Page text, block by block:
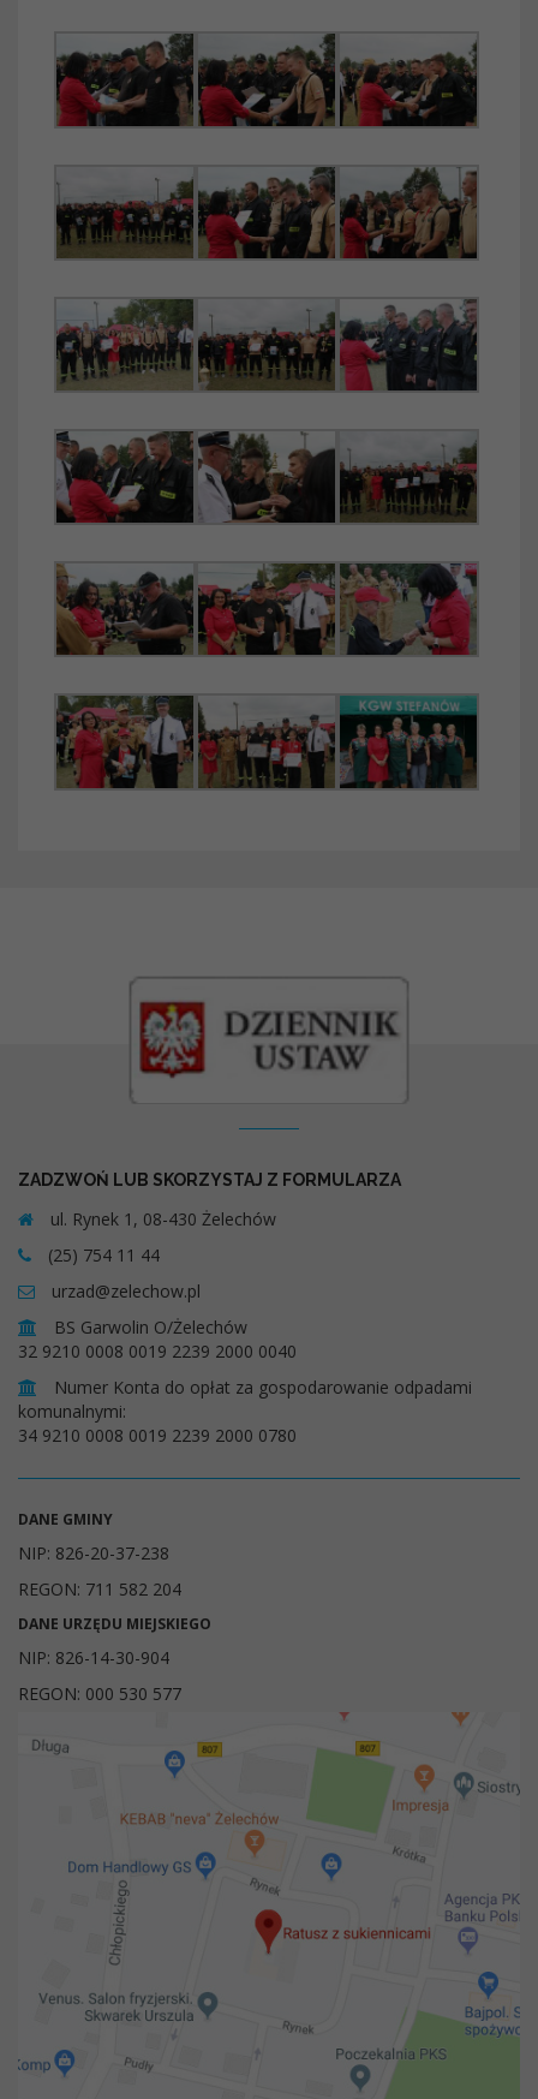
ZADZWOŃ LUB SKORZYSTAJ Z FORMULARZA
ul. Rynek 1, 08-430 Żelechów
(25) 754 11 44
urzad@zelechow.pl
BS Garwolin O/Żelechów
32 9210 0008 0019 2239 2000 0040
Numer Konta do opłat za gospodarowanie odpadami
komunalnymi:
34 9210 0008 0019 2239 2000 0780
DANE GMINY
NIP: 826-20-37-238
REGON: 711 582 204
DANE URZĘDU MIEJSKIEGO
NIP: 826-14-30-904
REGON: 000 530 577